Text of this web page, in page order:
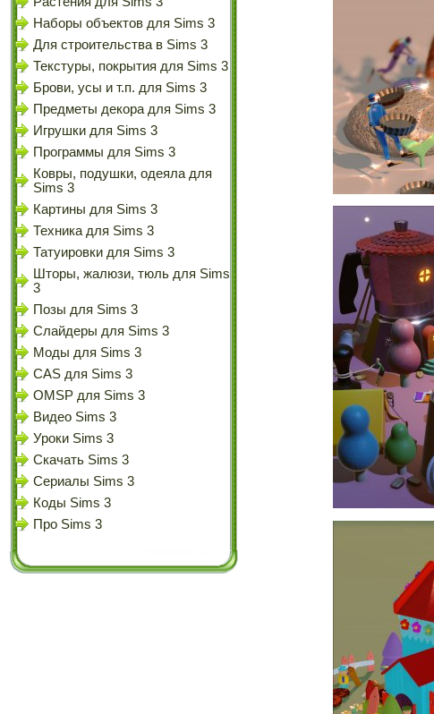
Наборы объектов для Sims 3
Для строительства в Sims 3
Текстуры, покрытия для Sims 3
Брови, усы и т.п. для Sims 3
Предметы декора для Sims 3
Игрушки для Sims 3
Программы для Sims 3
Ковры, подушки, одеяла для
Sims 3
Картины для Sims 3
Техника для Sims 3
Татуировки для Sims 3
Шторы, жалюзи, тюль для Sims
3
Позы для Sims 3
Слайдеры для Sims 3
Моды для Sims 3
CAS для Sims 3
OMSP для Sims 3
Видео Sims 3
Уроки Sims 3
Скачать Sims 3
Сериалы Sims 3
Коды Sims 3
Про Sims 3